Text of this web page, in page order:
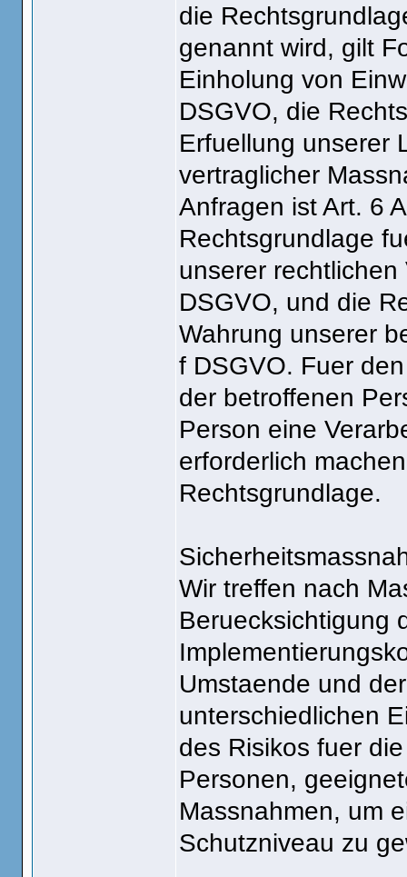
die
genannt wird, gilt
Einholung von
DSGVO, die
Erfuellung unserer
vertraglicher
Anfragen ist Art. 6
Rechtsgrundlage
unserer
DSGVO, und die
Wahrung unserer
f DSGVO. Fuer
der betroffenen
Person eine
erforderlich
Rechtsgrundlage.
Wir treffen nach
Beruecksichtigung
Umstaende und
unterschiedlichen
des Risikos fuer
Personen,
Massnahmen, um
Schutzniveau zu